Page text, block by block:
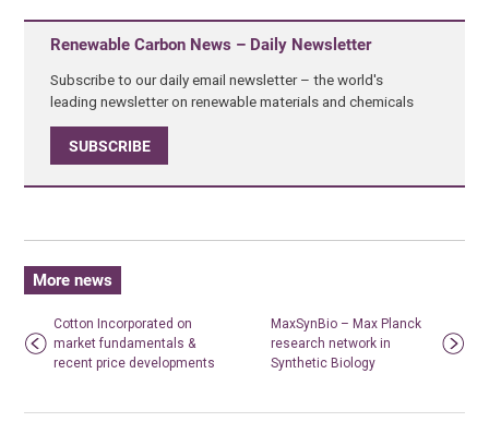
Renewable Carbon News – Daily Newsletter
Subscribe to our daily email newsletter – the world's
leading newsletter on renewable materials and chemicals
SUBSCRIBE
More news
Cotton Incorporated on
market fundamentals &
recent price developments
MaxSynBio – Max Planck
research network in
Synthetic Biology